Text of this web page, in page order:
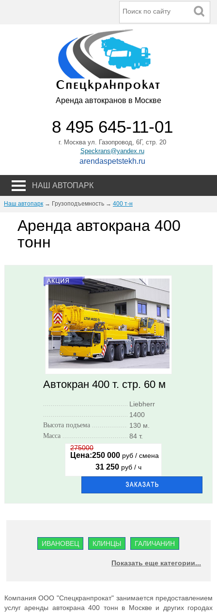
Аренда автокранов в Москве
8 495 645-11-01
г. Москва ул. Газопровод, 6Г, стр. 20
Speckrans@yandex.ru
arendaspetstekh.ru
НАШ АВТОПАРК
Наш автопарк → Грузоподъемность → 400 т-н
Аренда автокрана 400
тонн
Автокран 400 т. стр. 60 м
..........................................................
Liebherr
..........................................................
1400
Высота подъема ..........................................................
130 м.
Масса ..........................................................
84 т.
275000
Цена:250 000 руб / смена
31 250 руб / ч
ИВАНОВЕЦ КЛИНЦЫ ГАЛИЧАНИН
LIEBHERR XCMG
Показать еще категории...
Компания ООО "Спецкранпрокат" занимается предоставлением
услуг аренды автокрана 400 тонн в Москве и других городах